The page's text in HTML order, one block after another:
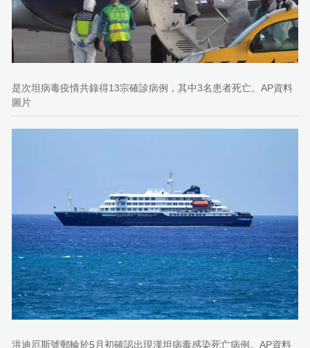
是次坦病毒疫情共錄得13宗確診病例，其中3名患者死亡。AP資料
圖片
洪迪厄斯號郵輪於5月初確認出現漢坦病毒感染死亡病例。AP資料